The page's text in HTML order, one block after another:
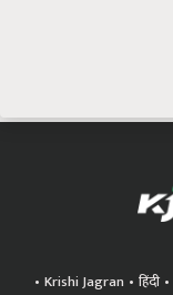
Krishi Jagran हिंदी